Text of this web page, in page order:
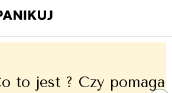
to jest ? Czy pomaga